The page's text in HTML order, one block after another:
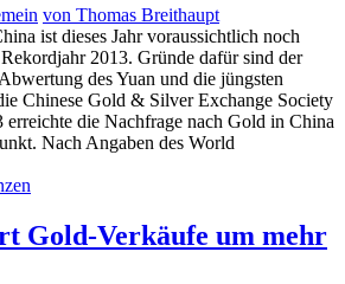
von Thomas Breithaupt
ist dieses Jahr voraussichtlich noch
2013. Gründe dafür sind der
des Yuan und die jüngsten
Chinese Gold & Silver Exchange Society
die Nachfrage nach Gold in China
Nach Angaben des World
Gold-Verkäufe um mehr